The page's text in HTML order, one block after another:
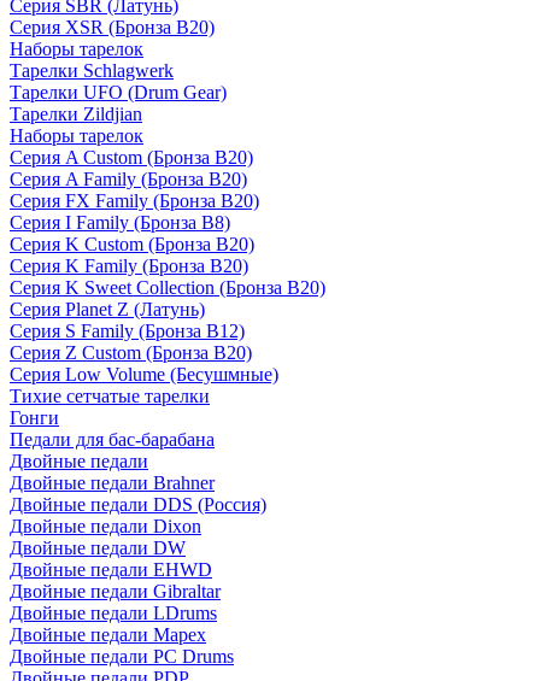
Серия SBR (Латунь)
Серия XSR (Бронза B20)
Наборы тарелок
Тарелки Schlagwerk
Тарелки UFO (Drum Gear)
Тарелки Zildjian
Наборы тарелок
Серия A Custom (Бронза B20)
Серия A Family (Бронза B20)
Серия FX Family (Бронза B20)
Серия I Family (Бронза B8)
Серия K Custom (Бронза B20)
Серия K Family (Бронза B20)
Серия K Sweet Collection (Бронза B20)
Серия Planet Z (Латунь)
Серия S Family (Бронза B12)
Серия Z Custom (Бронза B20)
Серия Low Volume (Бесушмные)
Тихие сетчатые тарелки
Гонги
Педали для бас-барабана
Двойные педали
Двойные педали Brahner
Двойные педали DDS (Россия)
Двойные педали Dixon
Двойные педали DW
Двойные педали EHWD
Двойные педали Gibraltar
Двойные педали LDrums
Двойные педали Mapex
Двойные педали PC Drums